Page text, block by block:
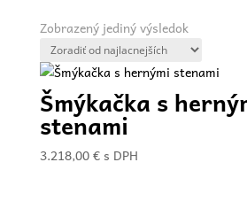
Zobrazený jediný výsledok
Šmýkačka s
stenami
3.218,00€ s DPH